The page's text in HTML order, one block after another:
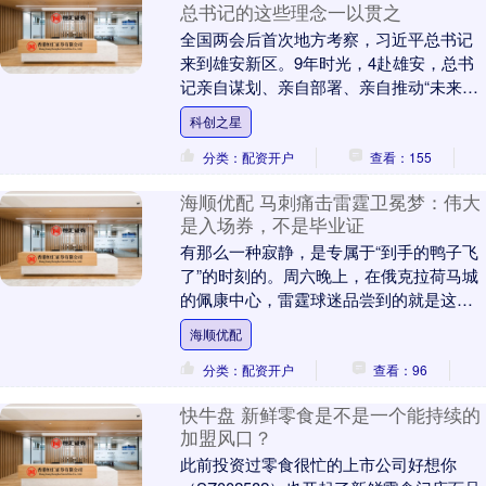
总书记的这些理念一以贯之
全国两会后首次地方考察，习近平总书记
来到雄安新区。9年时光，4赴雄安，总书
记亲自谋划、亲自部署、亲自推动“未来之
城”建设发展。不同阶段有不同的发力重
点，但一系列....
科创之星
分类：配资开户
查看：155
海顺优配 马刺痛击雷霆卫冕梦：伟大
是入场券，不是毕业证
有那么一种寂静，是专属于“到手的鸭子飞
了”的时刻的。周六晚上，在俄克拉荷马城
的佩康中心，雷霆球迷品尝到的就是这种
滋味。圣安东尼奥马刺在他们的地盘上欢
庆胜利，而谢....
海顺优配
分类：配资开户
查看：96
快牛盘 新鲜零食是不是一个能持续的
加盟风口？
此前投资过零食很忙的上市公司好想你